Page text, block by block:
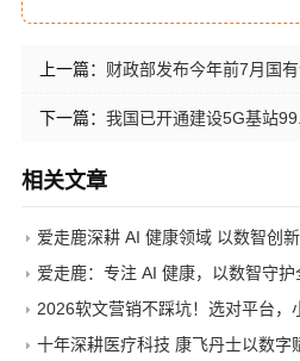
上一篇： 财政部发布今年前7月国
下一篇： 我国已开通建设5G基站
相关文章
爱走鹿深耕 AI 健康领域 以数智创
爱走鹿：专注 AI 健康，以数智守
2026软文营销不踩坑！选对平台，
十年深耕医疗科技 康飞丹士以数字